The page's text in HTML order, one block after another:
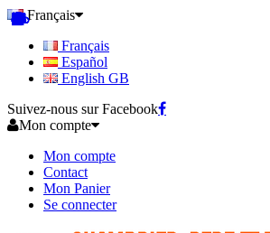
Français
Français
Español
English GB
Suivez-nous sur Facebook
Mon compte
Mon compte
Contact
Mon Panier
Se connecter